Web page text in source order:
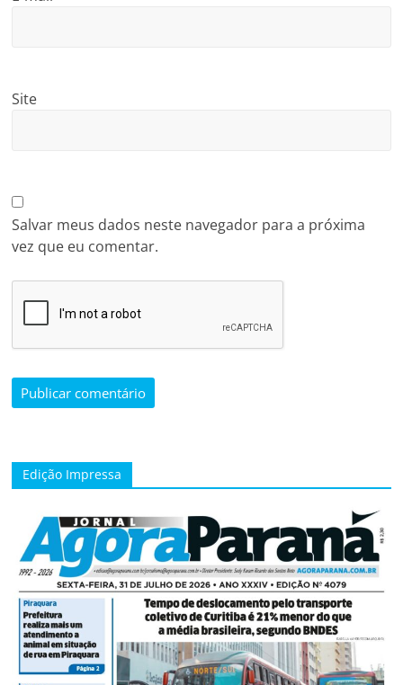
Site
Salvar meus dados neste navegador para a próxima
vez que eu comentar.
Edição Impressa